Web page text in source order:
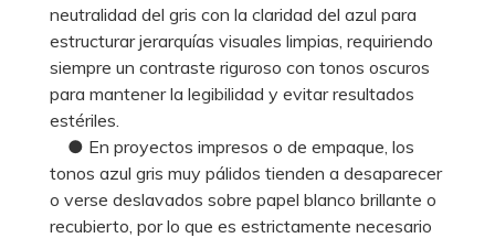
neutralidad del gris con la claridad del azul para
estructurar jerarquías visuales limpias, requiriendo
siempre un contraste riguroso con tonos oscuros
para mantener la legibilidad y evitar resultados
estériles.
● En proyectos impresos o de empaque, los
tonos azul gris muy pálidos tienden a desaparecer
o verse deslavados sobre papel blanco brillante o
recubierto, por lo que es estrictamente necesario